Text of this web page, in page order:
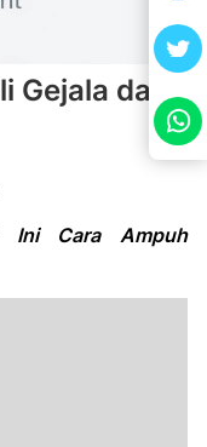
Gejala dan
Ini Cara Ampuh